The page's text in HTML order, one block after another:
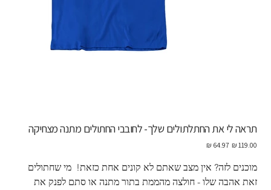
תראה לי את החתלתולים שלך- לחובבי החתולים מתנה מצחיקה
מחיר
מחיר
‏64.97 ‏₪
מוכנים לזה? אין מצב שאתם לא קונים אחת כזאת!  מי שחתולים
זאת אהבה שלו - חולצה מהממת בתור מתנה או סתם לפנק את